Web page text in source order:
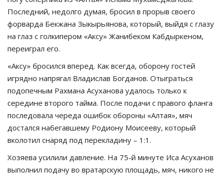
Последний, недолго думая, бросил в прорыв своего
форварда Бекжана Зыкырьянова, который, выйдя с глазу
на глаз с голкипером «Аксу» Жанибеком Кабдыркеном,
переиграл его.
«Аксу» бросился вперед. Как всегда, оборону гостей
игрядно напрягал Владислав Богданов. Отыграться
подопечным Рахмана Асуханова удалось только к
середине второго тайма. После подачи с правого фланга
последовала череда ошибок обороны «Алтая», мяч
достался набегавшему Родиону Моисееву, который
вколотил снаряд под перекладину – 1:1.
Хозяева усилили давление. На 75-й минуте Иса Асуханов
выполнил подачу во вратарскую площадь, мяч, никого не